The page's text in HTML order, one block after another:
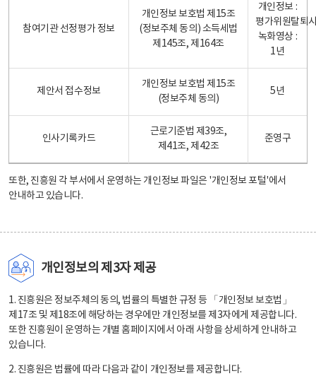
참여기관 선정평가 정보
개인정보 보호법 제15조
(정보주체 동의) 소득세법
제145조, 제164조
개인정보 :
평가위원탈퇴
녹화영상 :
1년
제안서 접수정보
개인정보 보호법 제15조
(정보주체 동의)
5년
인사기록카드
근로기준법 제39조,
제41조, 제42조
준영구
또한, 진흥원 각 부서에서 운영하는 개인정보 파일은 '개인정보 포털'에서
안내하고 있습니다.
개인정보의 제3자 제공
1. 진흥원은 정보주체의 동의, 법률의 특별한 규정 등 「개인정보 보호법」
제17조 및 제18조에 해당하는 경우에만 개인정보를 제3자에게 제공합니다.
또한 진흥원이 운영하는 개별 홈페이지에서 아래 사항을 상세하게 안내하고
있습니다.
2. 진흥원은 법률에 따라 다음과 같이 개인정보를 제공합니다.